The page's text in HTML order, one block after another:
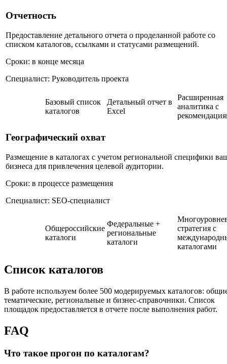
Отчетность
Предоставление детального отчета о проделанной работе со
списком каталогов, ссылками и статусами размещений.
Сроки: в конце месяца
Специалист: Руководитель проекта
Базовый список
каталогов
Детальный отчет в
Excel
Расширенная
аналитика с
Географический охват
Размещение в каталогах с учетом региональной специфики
бизнеса для привлечения целевой аудитории.
Сроки: в процессе размещения
Специалист: SEO-специалист
Общероссийские
каталоги
Федеральные +
региональные
каталоги
стратегия с
каталогами
Список каталогов
В работе используем более 500 модерируемых каталогов:
тематические, региональные и бизнес-справочники. Список
площадок предоставляется в отчете после выполнения работ.
FAQ
Что такое прогон по каталогам?